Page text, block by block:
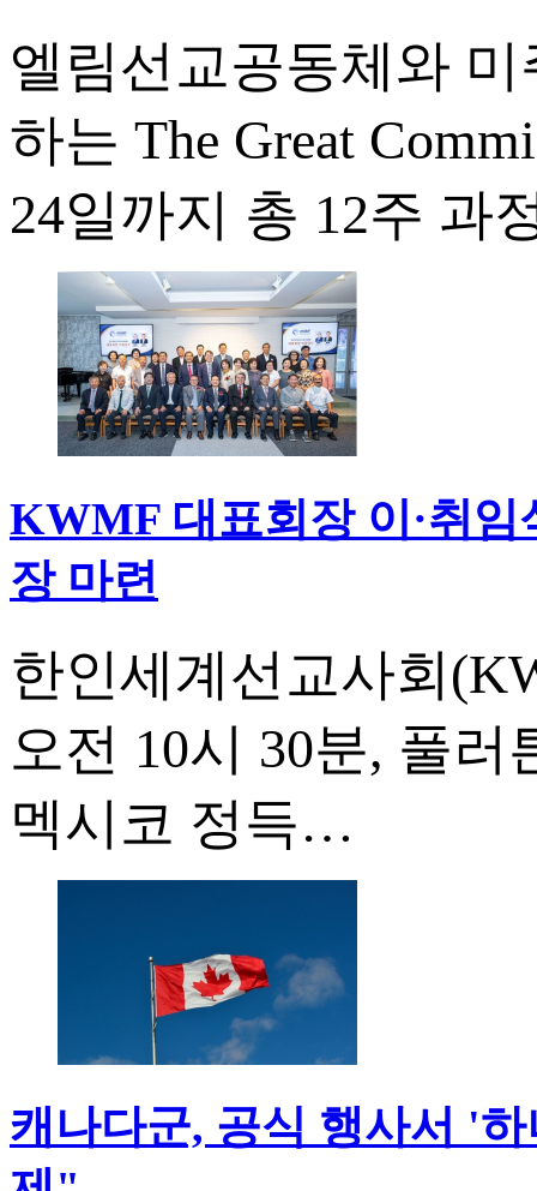
엘림선교공동체와
하는 The Great
24일까지 총 12주 과
KWMF 대표회장 이·취
장 마련
한인세계선교사회
오전 10시 30분, 풀
멕시코 정득…
캐나다군, 공식 행사서 '